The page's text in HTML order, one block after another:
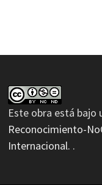
Este obra está bajo
Reconocimiento-
Internacional. .